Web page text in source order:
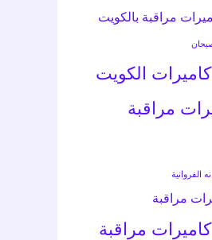
مراقبة بالكويت
الكويت
مراقبة
الفروانية
مراقبة
مراقبة